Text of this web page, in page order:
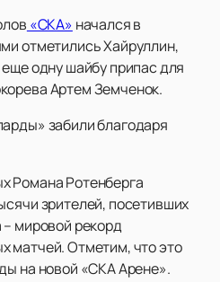
«СКА» начался в
отметились Хайруллин,
одну шайбу припас для
Артем Земченок.
забили благодаря
Романа Ротенберга
зрителей, посетивших
мировой рекорд
матчей. Отметим, что это
на новой «СКА Арене».